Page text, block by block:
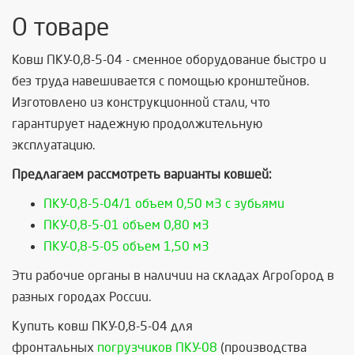
О товаре
Ковш ПКУ-0,8-5-04 - сменное оборудование быстро и
без труда навешивается с помощью кронштейнов.
Изготовлено из конструкционной стали, что
гарантирует надежную продолжительную
эксплуатацию.
Предлагаем рассмотреть варианты ковшей:
ПКУ-0,8-5-04/1 объем 0,50 м3 с зубьями
ПКУ-0,8-5-01 объем 0,80 м3
ПКУ-0,8-5-05 объем 1,50 м3
Эти рабочие органы в наличии на складах АгроГород в
разных городах России.
Купить ковш ПКУ-0,8-5-04 для
фронтальных погрузчиков ПКУ-08 (производства